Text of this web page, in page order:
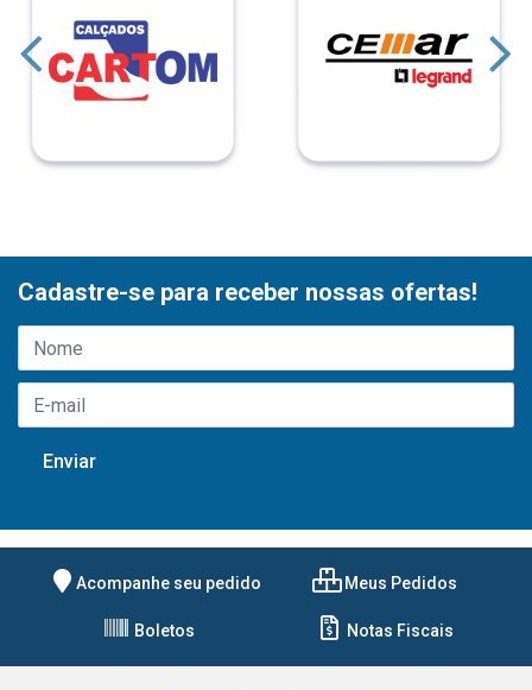
Cadastre-se para receber nossas ofertas!
Acompanhe seu pedido Meus Pedidos
Boletos Notas Fiscais